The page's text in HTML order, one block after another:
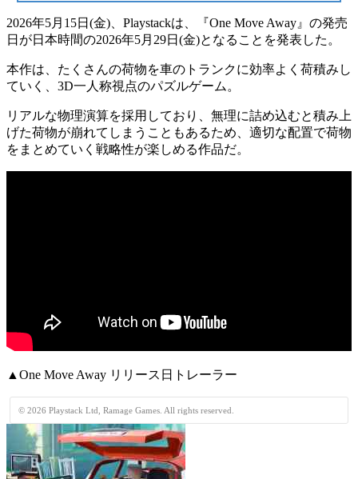
2026年5月15日(金)、Playstackは、『One Move Away』の発売
日が日本時間の2026年5月29日(金)となることを発表した。
本作は、たくさんの荷物を車のトランクに効率よく荷積み し
ていく、 3D一人称視点のパズルゲーム 。
リアルな物理演算を採用しており、無理に詰め込むと積み上
げた荷物が崩れてしまうこともあるため、適切な配置で荷物
をまとめていく戦略性が楽しめる作品だ。
▲One Move Away リリース日トレーラー
© 2026 Playstack Ltd, Ramage Games. All rights reserved.